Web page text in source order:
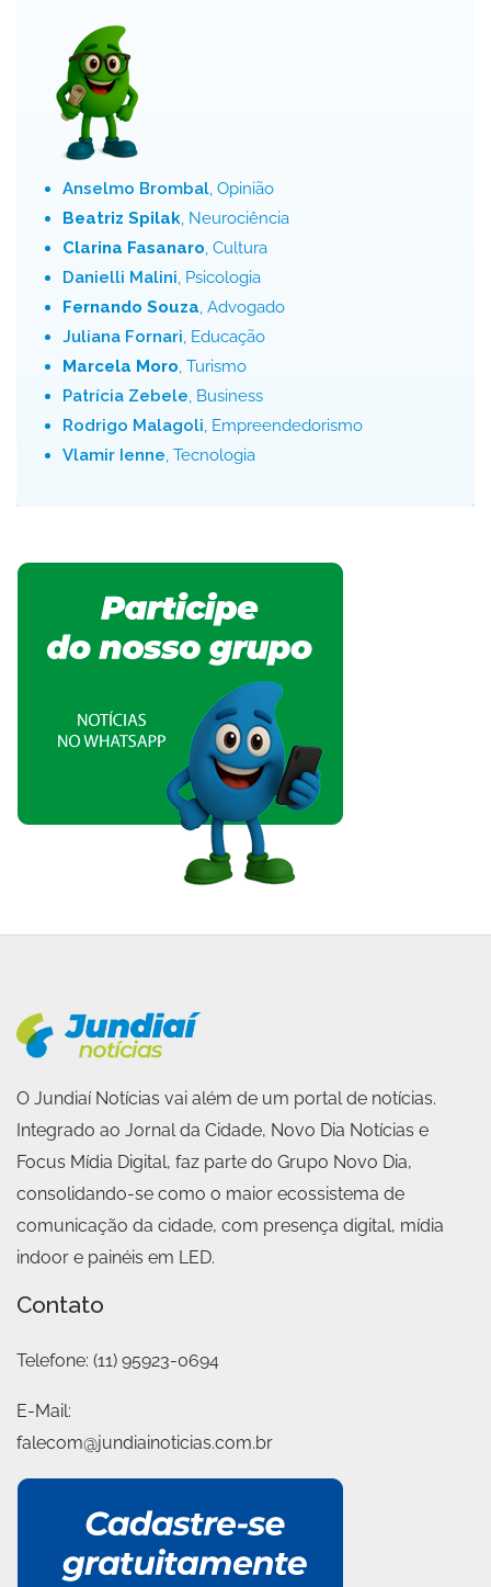
Anselmo Brombal, Opinião
Beatriz Spilak, Neurociência
Clarina Fasanaro, Cultura
Danielli Malini, Psicologia
Fernando Souza, Advogado
Juliana Fornari, Educação
Marcela Moro, Turismo
Patrícia Zebele, Business
Rodrigo Malagoli, Empreendedorismo
Vlamir Ienne, Tecnologia
O Jundiaí Notícias vai além de um portal de notícias.
Integrado ao Jornal da Cidade, Novo Dia Notícias e
Focus Mídia Digital, faz parte do Grupo Novo Dia,
consolidando-se como o maior ecossistema de
comunicação da cidade, com presença digital, mídia
indoor e painéis em LED.
Contato
Telefone: (11) 95923-0694
E-Mail:
falecom@jundiainoticias.com.br